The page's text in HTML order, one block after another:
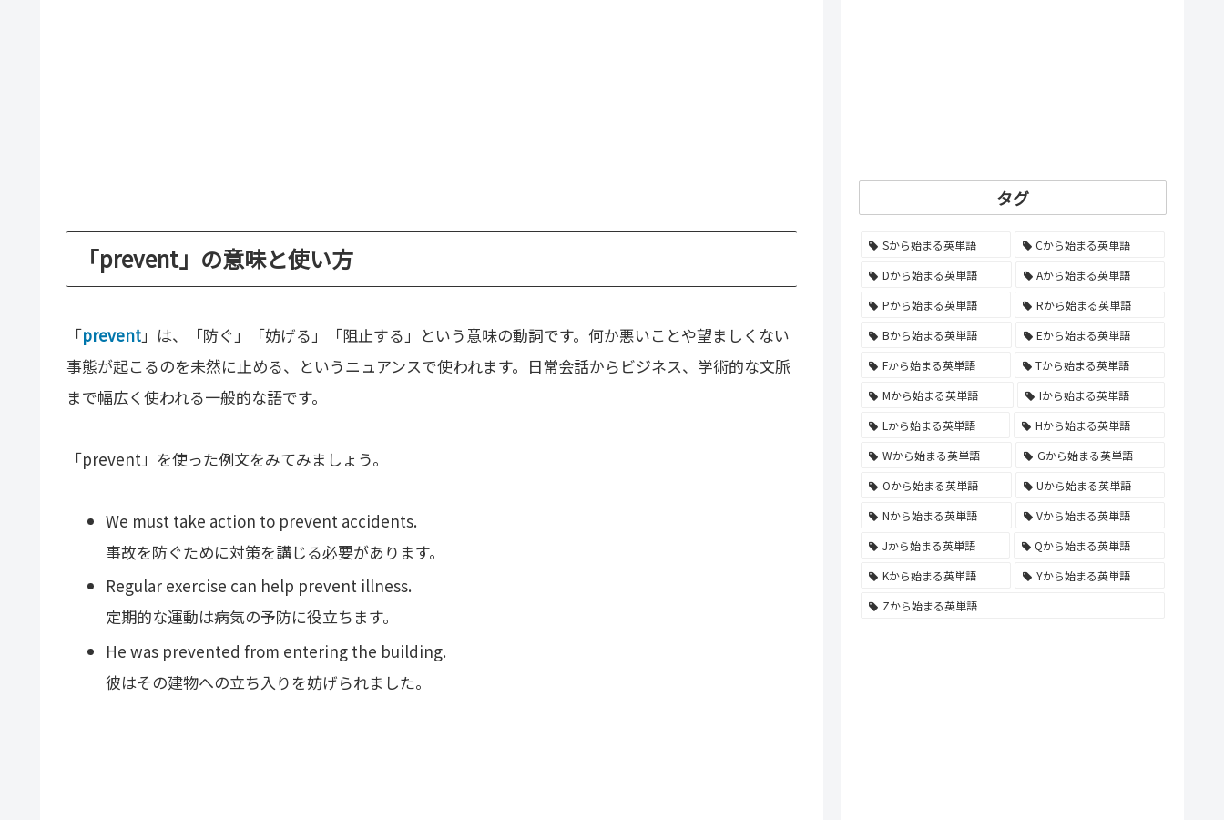
「prevent」の意味と使い方
「prevent」は、「防ぐ」「妨げる」「阻止する」という意味の動詞です。何か悪いことや望ましくない
事態が起こるのを未然に止める、というニュアンスで使われます。日常会話からビジネス、学術的な文脈
まで幅広く使われる一般的な語です。
「prevent」を使った例文をみてみましょう。
We must take action to prevent accidents.
事故を防ぐために対策を講じる必要があります。
Regular exercise can help prevent illness.
定期的な運動は病気の予防に役立ちます。
He was prevented from entering the building.
彼はその建物への立ち入りを妨げられました。
タグ
Sから始まる英単語
Cから始まる英単語
Dから始まる英単語
Aから始まる英単語
Pから始まる英単語
Rから始まる英単語
Bから始まる英単語
Eから始まる英単語
Fから始まる英単語
Tから始まる英単語
Mから始まる英単語
Iから始まる英単語
Lから始まる英単語
Hから始まる英単語
Wから始まる英単語
Gから始まる英単語
Oから始まる英単語
Uから始まる英単語
Nから始まる英単語
Vから始まる英単語
Jから始まる英単語
Qから始まる英単語
Kから始まる英単語
Yから始まる英単語
Zから始まる英単語